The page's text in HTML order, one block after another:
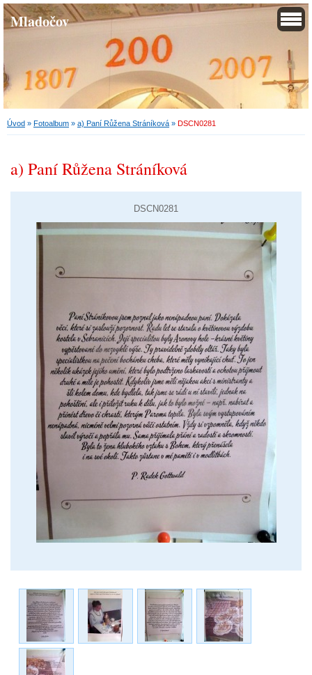
Mladočov
Úvod » Fotoalbum » a) Paní Růžena Stráníková » DSCN0281
a) Paní Růžena Stráníková
DSCN0281